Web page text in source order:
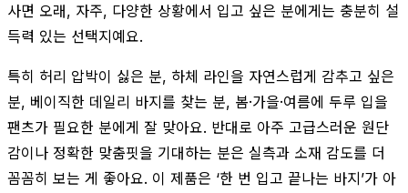
사면 오래, 자주, 다양한 상황에서 입고 싶은 분에게는 충분히 설
득력 있는 선택지예요.
특히 허리 압박이 싫은 분, 하체 라인을 자연스럽게 감추고 싶은
분, 베이직한 데일리 바지를 찾는 분, 봄·가을·여름에 두루 입을
팬츠가 필요한 분에게 잘 맞아요. 반대로 아주 고급스러운 원단
감이나 정확한 맞춤핏을 기대하는 분은 실측과 소재 감도를 더
꼼꼼히 보는 게 좋아요. 이 제품은 ‘한 번 입고 끝나는 바지’가 아